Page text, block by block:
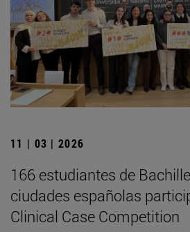
11 | 03 | 2026
166 estudiantes de
ciudades españolas
Clinical Case Competition